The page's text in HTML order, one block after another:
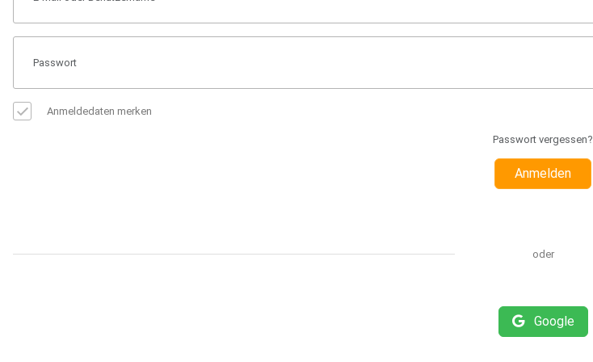
Anmeldedaten merken
Passwort vergessen?
Anmelden
oder
Google